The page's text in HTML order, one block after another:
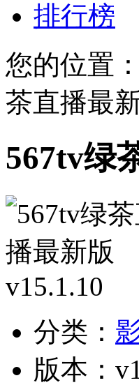
排行榜
您的位置：
茶直播最
567tv绿
分类：
版本：